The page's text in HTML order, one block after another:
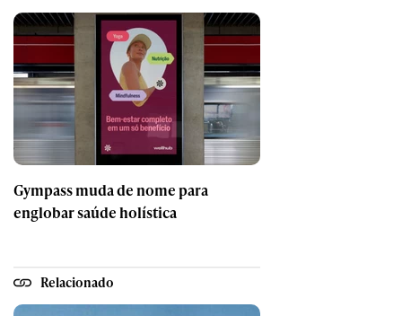
Gympass muda de nome para
englobar saúde holística
Relacionado